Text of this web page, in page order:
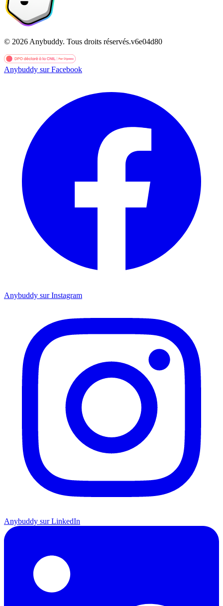
© 2026 Anybuddy. Tous droits réservés.v6e04d80
Anybuddy sur Facebook
Anybuddy sur Instagram
Anybuddy sur LinkedIn